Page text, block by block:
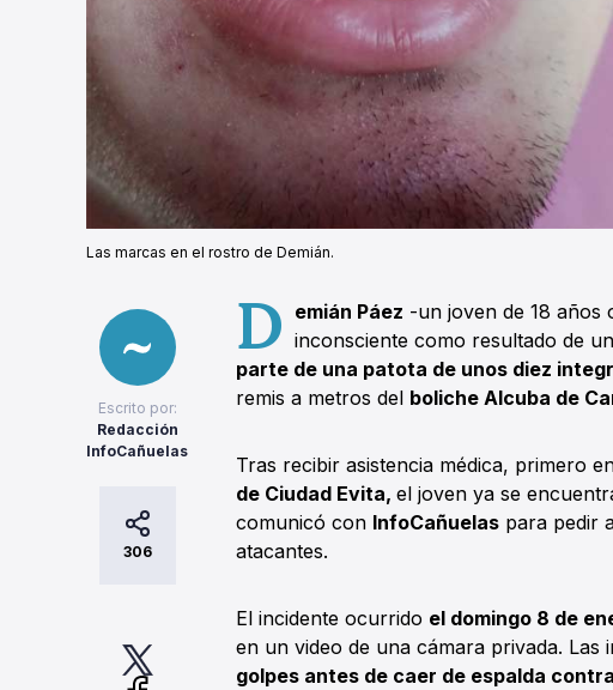
Las marcas en el rostro de Demián.
Escrito por:
Redacción
InfoCañuelas
306
D emián Páez -un joven de 18 años
inconsciente como resultado de
parte de una patota de unos diez
remis a metros del boliche Alcuba de
Tras recibir asistencia médica, primero
de Ciudad Evita, el joven ya se
comunicó con InfoCañuelas para pedir
atacantes.
El incidente ocurrido el domingo 8 de
en un video de una cámara privada. Las
golpes antes de caer de espalda